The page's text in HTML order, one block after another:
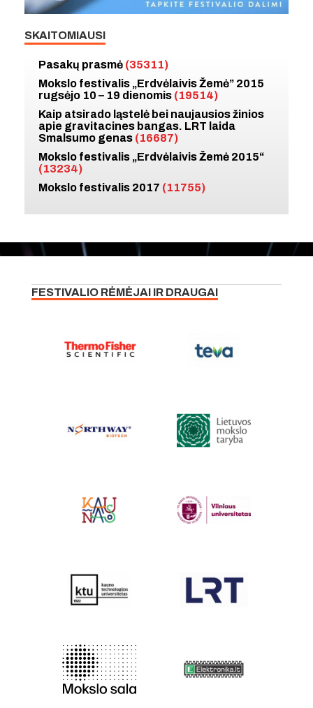
SKAITOMIAUSI
Pasakų prasmė (35311)
Mokslo festivalis „Erdvėlaivis Žemė” 2015
rugsėjo 10 – 19 dienomis (19514)
Kaip atsirado ląstelė bei naujausios žinios
apie gravitacines bangas. LRT laida
Smalsumo genas (16687)
Mokslo festivalis „Erdvėlaivis Žemė 2015“
(13234)
Mokslo festivalis 2017 (11755)
FESTIVALIO RĖMĖJAI IR DRAUGAI